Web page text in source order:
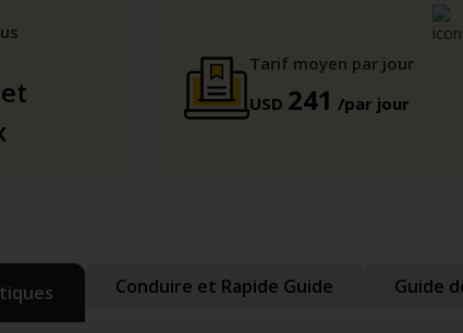
Tarif moyen par jour
USD 241 /par jour
Conduire et Rapide Guide Guide